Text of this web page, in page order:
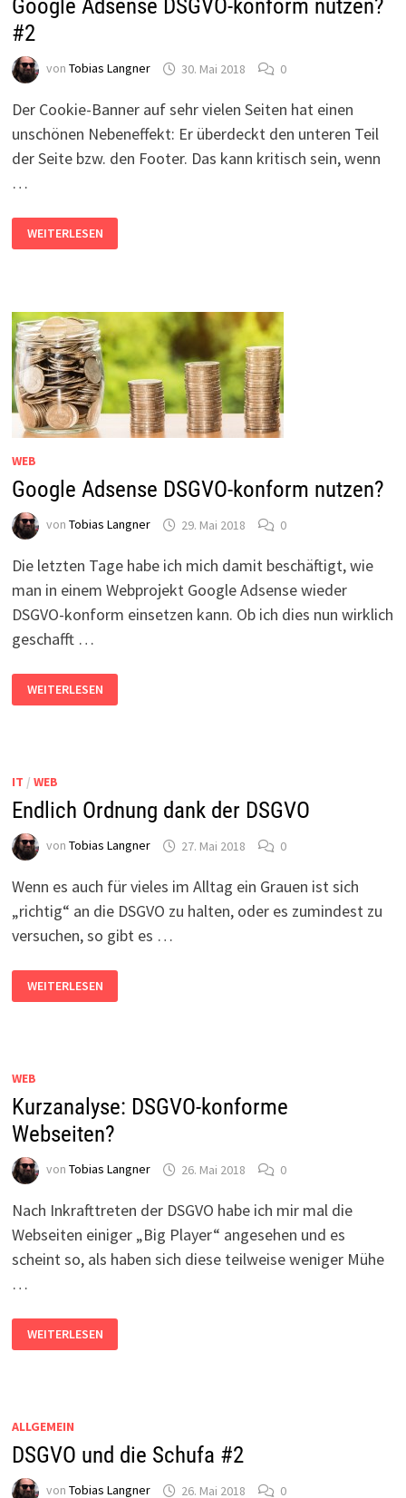
2.0?
Google Adsense DSGVO-konform nutzen?
#2
von Tobias Langner 30. Mai 2018 0
Der Cookie-Banner auf sehr vielen Seiten hat einen
unschönen Nebeneffekt: Er überdeckt den unteren Teil
der Seite bzw. den Footer. Das kann kritisch sein, wenn
…
ADSENSE
DSGVO-
WEITERLESEN
WEB
Google Adsense DSGVO-konform nutzen?
von Tobias Langner 29. Mai 2018 0
Die letzten Tage habe ich mich damit beschäftigt, wie
man in einem Webprojekt Google Adsense wieder
DSGVO-konform einsetzen kann. Ob ich dies nun wirklich
geschafft …
ADSENSE
DSGVO-
WEITERLESEN
IT / WEB
Endlich Ordnung dank der DSGVO
von Tobias Langner 27. Mai 2018 0
Wenn es auch für vieles im Alltag ein Grauen ist sich
„richtig“ an die DSGVO zu halten, oder es zumindest zu
versuchen, so gibt es …
ORDNUNG
DANK
WEITERLESEN
WEB
Kurzanalyse: DSGVO-konforme
Webseiten?
von Tobias Langner 26. Mai 2018 0
Nach Inkrafttreten der DSGVO habe ich mir mal die
Webseiten einiger „Big Player“ angesehen und es
scheint so, als haben sich diese teilweise weniger Mühe
…
DSGVO-
KONFORME
WEITERLESEN
ALLGEMEIN
DSGVO und die Schufa #2
von Tobias Langner 26. Mai 2018 0